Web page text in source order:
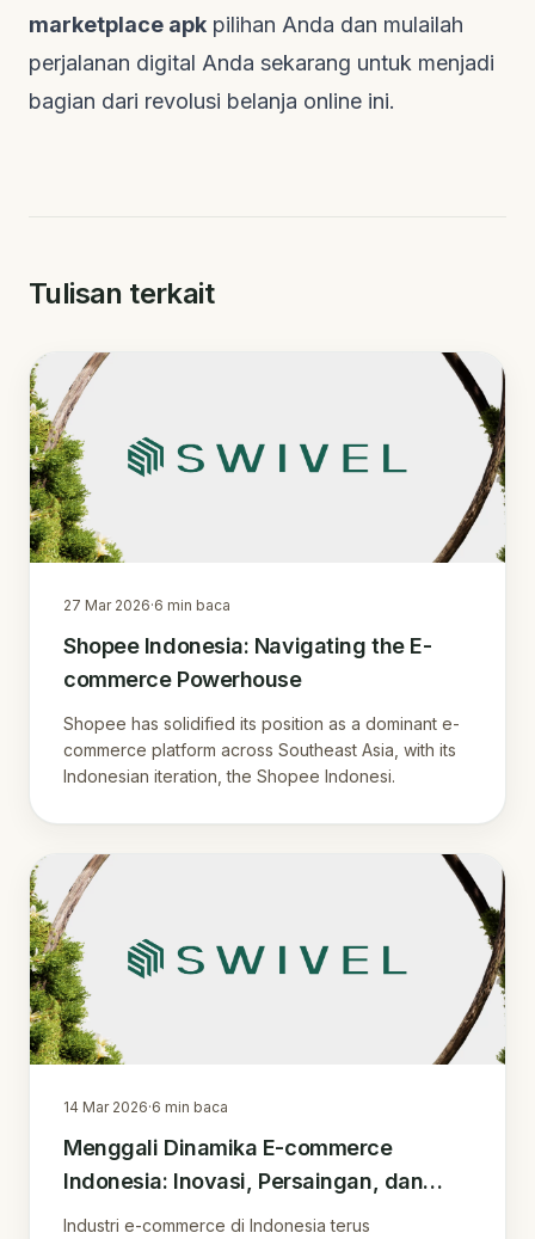
marketplace apk pilihan Anda dan mulailah
perjalanan digital Anda sekarang untuk menjadi
bagian dari revolusi belanja online ini.
Tulisan terkait
27 Mar 2026·6 min baca
Shopee Indonesia: Navigating the E-
commerce Powerhouse
Shopee has solidified its position as a dominant e-
commerce platform across Southeast Asia, with its
Indonesian iteration, the Shopee Indonesi.
14 Mar 2026·6 min baca
Menggali Dinamika E-commerce
Indonesia: Inovasi, Persaingan, dan
Tren Terkini
Industri e-commerce di Indonesia terus